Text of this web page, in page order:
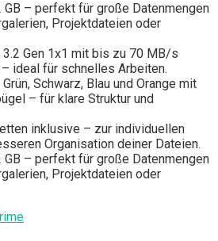
GB – perfekt für große Datenmengen
Projektdateien oder
3.2 Gen 1x1 mit bis zu 70 MB/s
ideal für schnelles Arbeiten.
Grün, Schwarz, Blau und Orange mit
– für klare Struktur und
inklusive – zur individuellen
Organisation deiner Dateien.
GB – perfekt für große Datenmengen
Projektdateien oder